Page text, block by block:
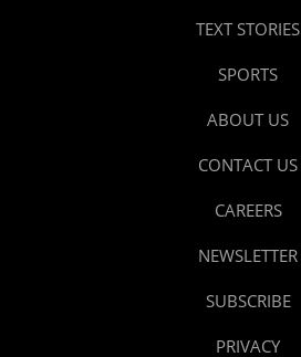
TEXT STORIES
SPORTS
ABOUT US
CONTACT US
CAREERS
NEWSLETTER
SUBSCRIBE
PRIVACY